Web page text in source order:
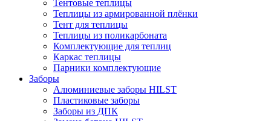
Тентовые теплицы
Теплицы из армированной плёнки
Тент для теплицы
Теплицы из поликарбоната
Комплектующие для теплиц
Каркас теплицы
Парники комплектующие
Заборы
Алюминиевые заборы HILST
Пластиковые заборы
Заборы из ДПК